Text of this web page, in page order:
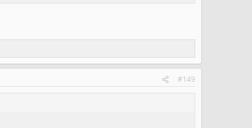
#149